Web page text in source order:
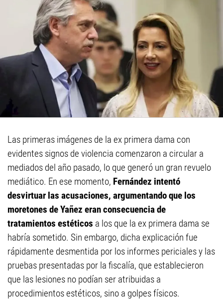
Las primeras imágenes de la ex primera dama con
evidentes signos de violencia comenzaron a circular a
mediados del año pasado, lo que generó un gran revuelo
mediático. En ese momento, Fernández intentó
desvirtuar las acusaciones, argumentando que los
moretones de Yañez eran consecuencia de
tratamientos estéticos a los que la ex primera dama se
habría sometido. Sin embargo, dicha explicación fue
rápidamente desmentida por los informes periciales y las
pruebas presentadas por la fiscalía, que establecieron
que las lesiones no podían ser atribuidas a
procedimientos estéticos, sino a golpes físicos.